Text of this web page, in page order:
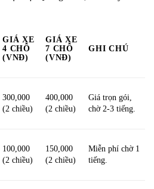
GIÁ XE
4 CHỖ
(VNĐ)
GIÁ XE
7 CHỖ
(VNĐ)
GHI CHÚ
300,000
(2 chiều)
400,000
(2 chiều)
Giá trọn gói,
chờ 2-3 tiếng.
100,000
(2 chiều)
150,000
(2 chiều)
Miễn phí chờ 1
tiếng.